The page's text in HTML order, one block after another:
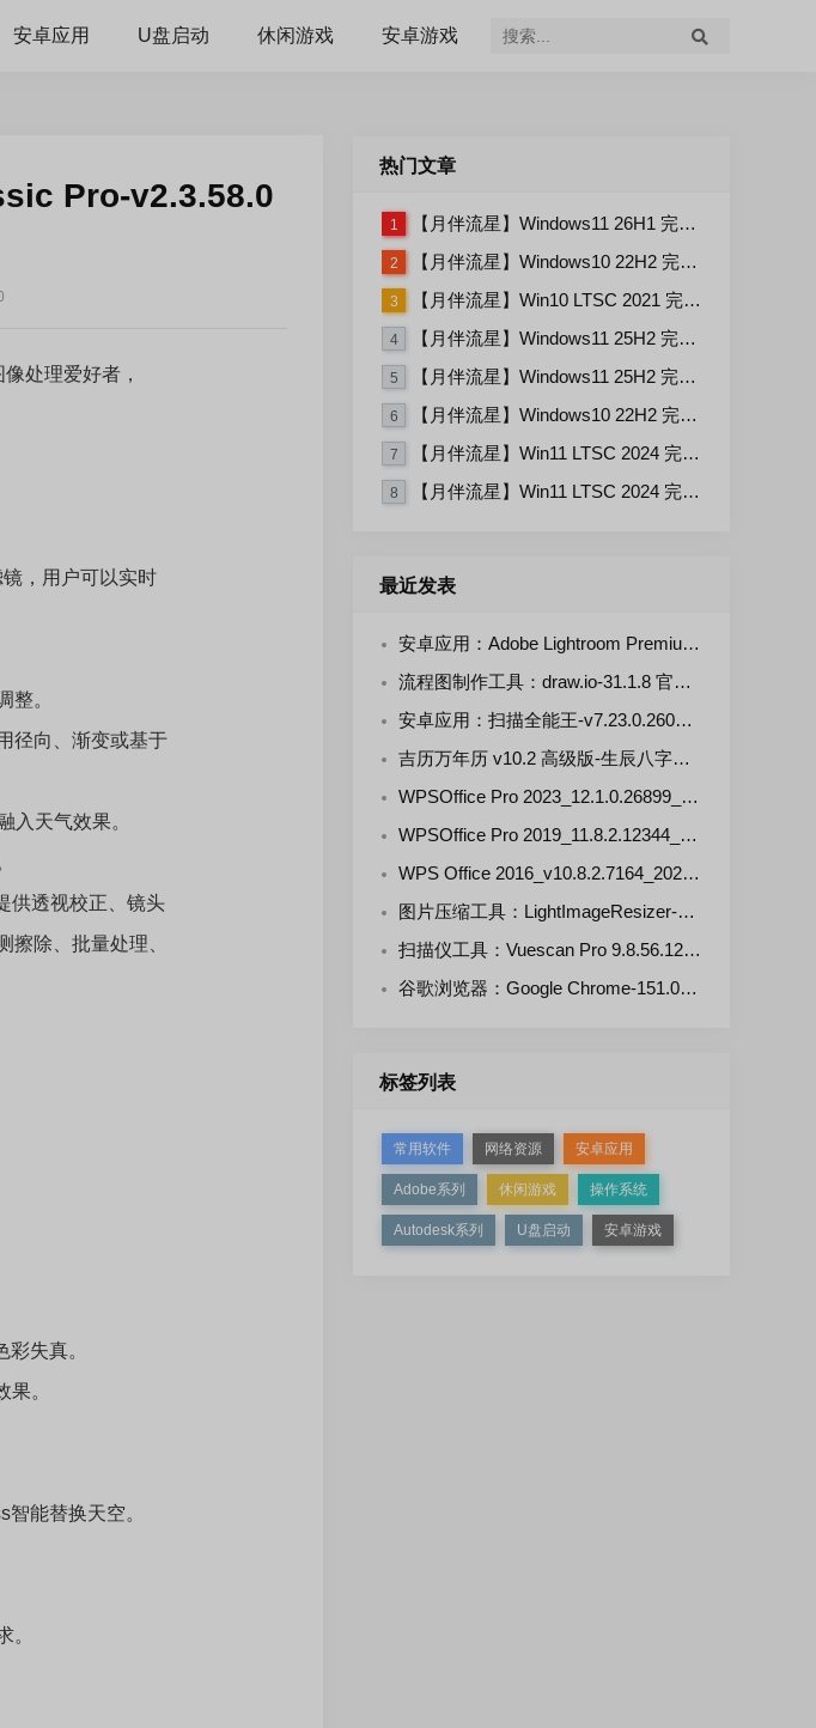
安卓应用 U盘启动 休闲游戏 安卓游戏
Pro-v2.3.58.0
处理爱好者，
，用户可以实时
。
径向、渐变或基于
入天气效果。
供透视校正、镜头
除、批量处理、
失真。
。
能替换天空。
。
热门文章
1 【月伴流星】Windows11 26H1 完整+适量精简多合一安装版2026.07
2 【月伴流星】Windows10 22H2 完整+适量精简多合一安装版2026.06
3 【月伴流星】Win10 LTSC 2021 完整+适量精简多合一安装版2026.03
4 【月伴流星】Windows11 25H2 完整+适量精简多合一安装版2026.06
5 【月伴流星】Windows11 25H2 完整+适量精简多合一安装版2026.08
6 【月伴流星】Windows10 22H2 完整+适量精简多合一安装版2026.08
7 【月伴流星】Win11 LTSC 2024 完整+适量精简多合一安装版2026.06
8 【月伴流星】Win11 LTSC 2024 完整+适量精简多合一安装版2026.08
最近发表
安卓应用：Adobe Lightroom Premium-v11.5.0(711105000) 解锁版
流程图制作工具：draw.io-31.1.8 官方正式版
安卓应用：扫描全能王-v7.23.0.2607290000-VIP 解锁版
吉历万年历 v10.2 高级版-生辰八字，择日禁忌，运势财运
WPSOffice Pro 2023_12.1.0.26899_20260806 雨糖科技特别版
WPSOffice Pro 2019_11.8.2.12344_20260806 雨糖科技特别版
WPS Office 2016_v10.8.2.7164_20260806 雨糖科技特别版
图片压缩工具：LightImageResizer-v7.6.5.176 绿色版
扫描仪工具：Vuescan Pro 9.8.56.12 中文绿色便携版
谷歌浏览器：Google Chrome-151.0.7922.109 官方正式版+便携增强版
标签列表
常用软件 网络资源 安卓应用
Adobe系列 休闲游戏 操作系统
Autodesk系列 U盘启动 安卓游戏